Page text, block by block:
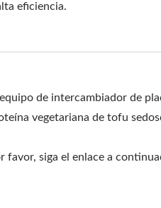
eficiencia.
equipo de intercambiador de
vegetariana de tofu
favor, siga el enlace a